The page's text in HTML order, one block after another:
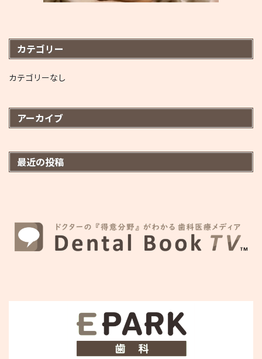
カテゴリー
カテゴリーなし
アーカイブ
最近の投稿